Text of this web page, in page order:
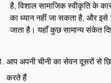
है, विशाल सामाजिक स्वीकृति के
का ध्यान नहीं जा सकता है, और इसे
जाता है। यहाँ कुछ सामान्य संकेत
आप अपनी चीनी का सेवन दूसरों से
करते हैं